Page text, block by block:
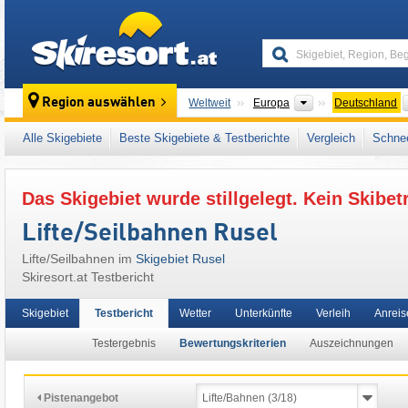
Region auswählen Weltweit Europa Kontinente
Deutschland
Dieses Skigebiet liegt auch in: Deggendorf
Mitteleuropa Europäische
Alle Skigebiete Beste Skigebiete & Testberichte Vergleich
Das Skigebiet wurde stillgelegt. Kein
Lifte/Seilbahnen Rusel
Lifte/Seilbahnen im Skigebiet Rusel
Skiresort.at Testbericht
Skigebiet Testbericht
Testergebnis Bewertungskriterien Auszeichnungen
Wetter Unterkünfte Verleih
Pistenangebot